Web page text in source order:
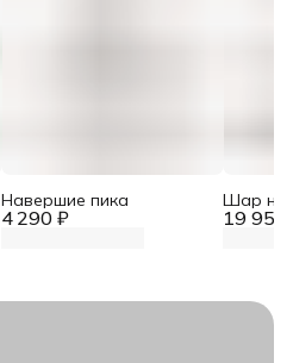
4 290 ₽
Навершие пика
19 952
Шар на